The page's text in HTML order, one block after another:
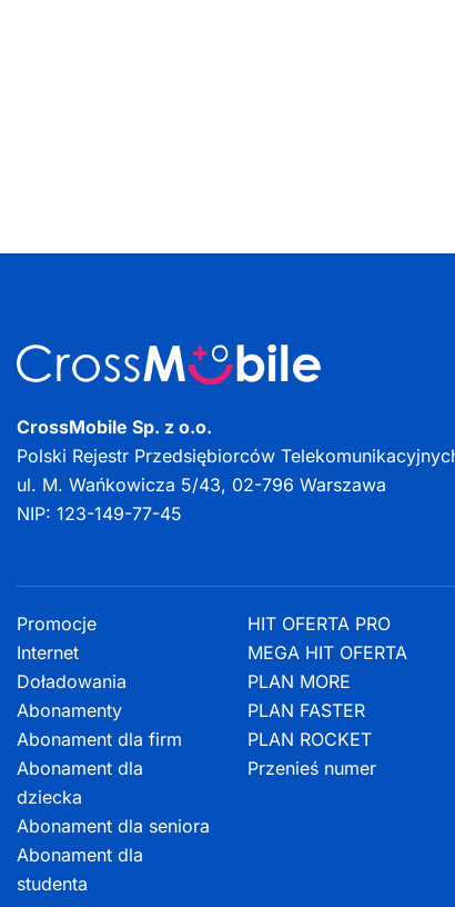
CrossMobile Sp. z o.o.
Polski Rejestr Przedsiębiorców
ul. M. Wańkowicza 5/43, 02-796 Warszawa
NIP: 123-149-77-45
Promocje
Internet
Doładowania
Abonamenty
Abonament dla firm
Abonament dla
dziecka
Abonament dla seniora
Abonament dla
studenta
HIT OFERTA PRO
MEGA HIT OFERTA
PLAN MORE
PLAN FASTER
PLAN ROCKET
Przenieś numer